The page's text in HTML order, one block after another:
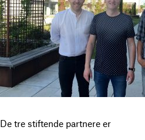
De tre stiftende partnere er